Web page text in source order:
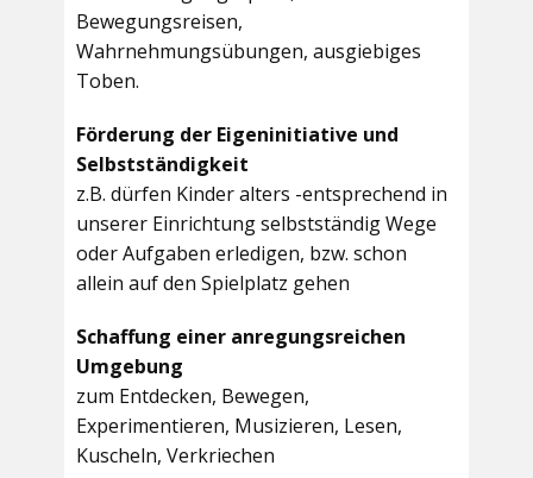
Bewegungsreisen,
Wahrnehmungsübungen, ausgiebiges
Toben.
Förderung der Eigeninitiative und
Selbstständigkeit
z.B. dürfen Kinder alters -entsprechend in
unserer Einrichtung selbstständig Wege
oder Aufgaben erledigen, bzw. schon
allein auf den Spielplatz gehen
Schaffung einer anregungsreichen
Umgebung
zum Entdecken, Bewegen,
Experimentieren, Musizieren, Lesen,
Kuscheln, Verkriechen